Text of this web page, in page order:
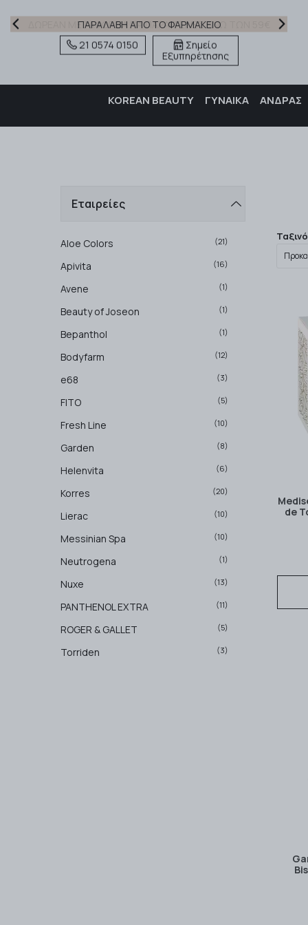
ΔΩΡΕΑΝ ΜΕΤΑΦΟΡΙΚΑ ΓΙΑ ΠΑΡΑΓΓΕΛΙΕΣ ΑΝΩ ΤΩΝ 59€
21 0574 0150
Σημείο
Εξυπηρέτησης
KOREAN BEAUTY ΓΥΝΑΙΚΑ ΑΝΔΡΑΣ
Εταιρείες
Aloe Colors (21)
Apivita (16)
Avene (1)
Beauty of Joseon (1)
Bepanthol (1)
Bodyfarm (12)
e68 (3)
FITO (5)
Fresh Line (10)
Garden (8)
Helenvita (6)
Korres (20)
Lierac (10)
Messinian Spa (10)
Neutrogena (1)
Nuxe (13)
PANTHENOL EXTRA (11)
ROGER & GALLET (5)
Torriden (3)
de